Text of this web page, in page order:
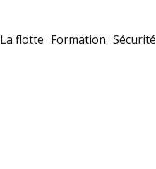
La flotte Formation Sécurité